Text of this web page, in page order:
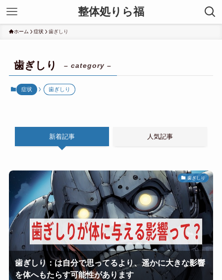
整体処りら福
ホーム 症状 歯ぎしり
歯ぎしり – category –
症状 歯ぎしり
新着記事 人気記事
歯ぎしり
歯ぎしり：は自分で思ってるより、遥かに大きな影響
を体へもたらす可能性があります